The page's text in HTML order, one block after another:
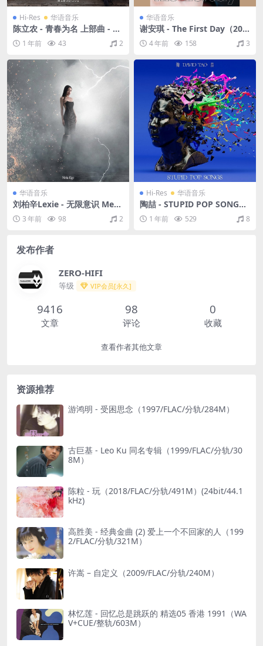
Hi-Res 华语音乐
陈立农 - 青春为名 上部曲 - 恋
（2024/FLAC/EP分轨/293
M）(24bit/48kHz)
1 年前 43 2
华语音乐
谢安琪 - The First Day（200
7/FLAC/分轨/301M）
4 年前 158 3
华语音乐
刘柏辛Lexie - 无限意识 Meta
Ego（2019/FLAC/分轨/183
M）3 年前 98 2
Hi-Res 华语音乐
陶喆 - STUPID POP SONGS
（2025/FLAC/分轨/835M）
(24bit/48kHz)
1 年前 529 8
发布作者
ZERO-HIFI
等级 VIP会员[永久]
9416
文章
98
评论
0
收藏
查看作者其他文章
资源推荐
游鸿明 - 受困思念（1997/FLAC/分轨/284M）
古巨基 - Leo Ku 同名专辑（1999/FLAC/分轨/30
8M）
陈粒 - 玩（2018/FLAC/分轨/491M）(24bit/44.1
kHz)
高胜美 - 经典金曲 (2) 爱上一个不回家的人（199
2/FLAC/分轨/321M）
许嵩 – 自定义（2009/FLAC/分轨/240M）
林忆莲 - 回忆总是跳跃的 精选05 香港 1991（WA
V+CUE/整轨/603M）